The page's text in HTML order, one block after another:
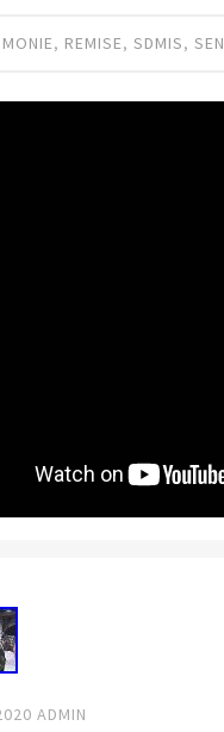
MONIE, REMISE,SDMIS,
ADMIN